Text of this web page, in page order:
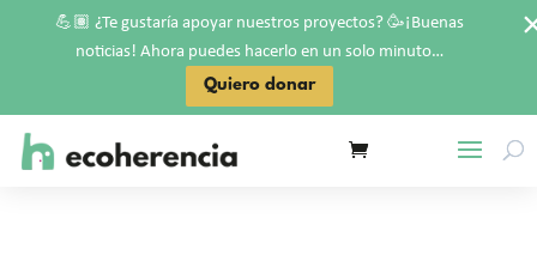
💪🏽 ¿Te gustaría apoyar nuestros proyectos? 🥳¡Buenas
noticias! Ahora puedes hacerlo en un solo minuto…
Quiero donar